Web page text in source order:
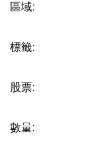
區域:
標籤:
股票:
數量: